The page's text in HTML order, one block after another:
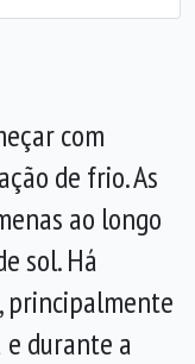
com
de frio. As
ao longo
sol. Há
principalmente
durante a